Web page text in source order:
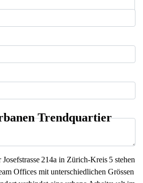
erhalten
Trendquartier
214a in Zürich‑Kreis 5 stehen
Offices mit unterschiedlichen Grössen